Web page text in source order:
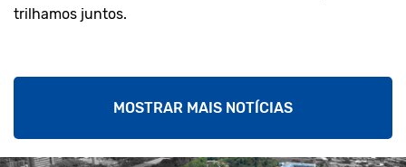
trilhamos juntos.
MOSTRAR MAIS NOTÍCIAS